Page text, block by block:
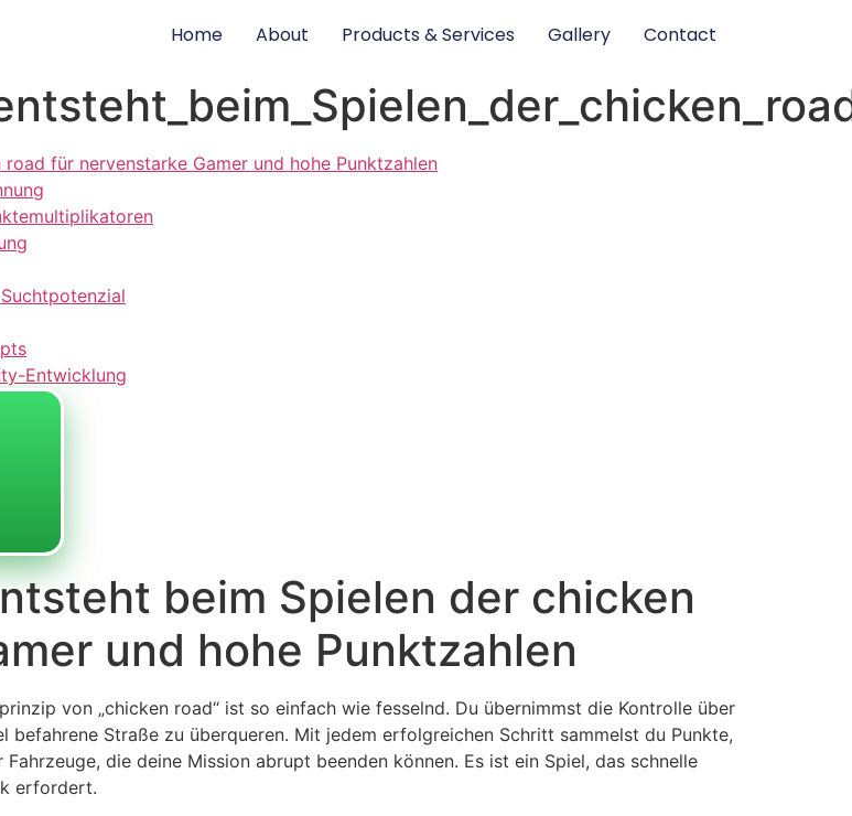
Home About Products & Services Gallery Contact
für nervenstarke Gamer und hohe Punktzahlen
Entwicklung
beim Spielen der chicken
und hohe Punktzahlen
von „chicken road“ ist so einfach wie fesselnd. Du übernimmst die Kontrolle über
befahrene Straße zu überqueren. Mit jedem erfolgreichen Schritt sammelst du Punkte,
die deine Mission abrupt beenden können. Es ist ein Spiel, das schnelle
erfordert.